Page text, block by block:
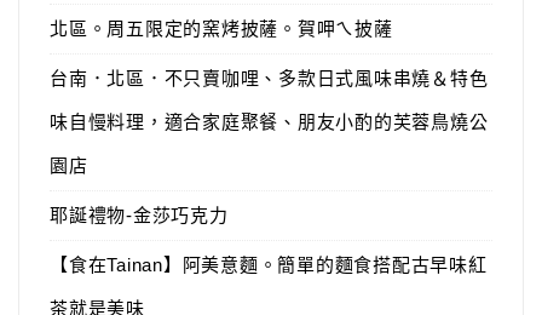
北區。周五限定的窯烤披薩。賀呷ㄟ披薩
台南．北區．不只賣咖哩、多款日式風味串燒＆特色
味自慢料理，適合家庭聚餐、朋友小酌的芙蓉鳥燒公
園店
耶誕禮物-金莎巧克力
【食在Tainan】阿美意麵。簡單的麵食搭配古早味紅
茶就是美味